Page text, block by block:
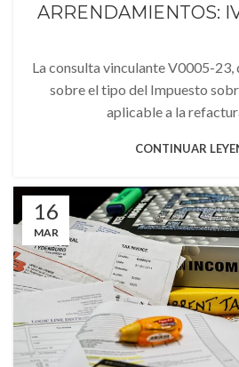
ARRENDAMIENTOS:
La consulta vinculante V0005-
sobre el tipo del Impuesto
aplicable a la
CONTINUAR
16
MAR